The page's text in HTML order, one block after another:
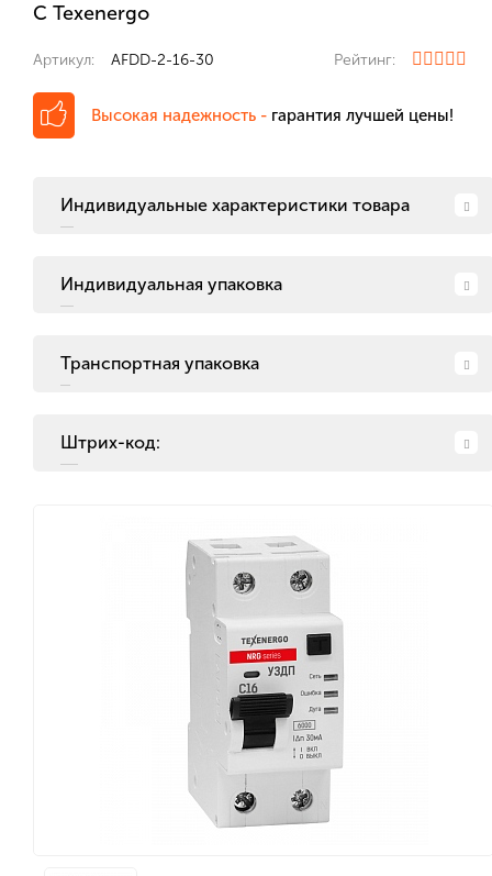
С Texenergo
Артикул: AFDD-2-16-30 Рейтинг:
Высокая надежность - гарантия лучшей цены!
Индивидуальные характеристики товара
Индивидуальная упаковка
Транспортная упаковка
Штрих-код: